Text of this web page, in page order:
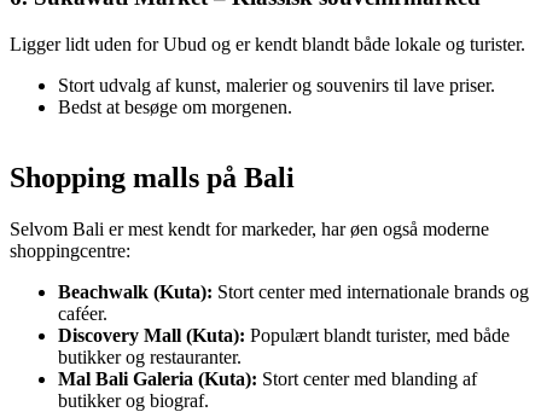
Ligger lidt uden for Ubud og er kendt blandt både lokale og turister.
Stort udvalg af kunst, malerier og souvenirs til lave priser.
Bedst at besøge om morgenen.
Shopping malls på Bali
Selvom Bali er mest kendt for markeder, har øen også moderne
shoppingcentre:
Beachwalk (Kuta): Stort center med internationale brands og
caféer.
Discovery Mall (Kuta): Populært blandt turister, med både
butikker og restauranter.
Mal Bali Galeria (Kuta): Stort center med blanding af
butikker og biograf.